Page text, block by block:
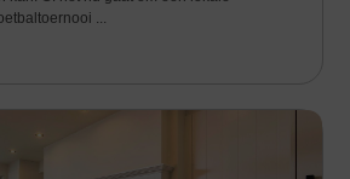
...